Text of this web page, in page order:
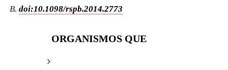
B. doi:10.1098/rspb.2014.2773
ORGANISMOS QUE HACEN